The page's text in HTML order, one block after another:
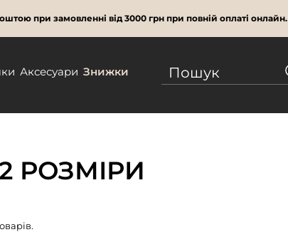
при замовленні від 3000 грн при повній оплаті онлайн.
Аксесуари Знижки
РОЗМІРИ